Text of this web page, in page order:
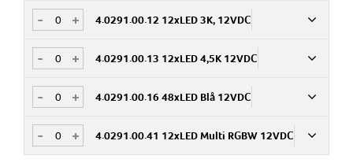
Art.nr
Eftermontage i befintliga nische
+
- 4.0291.00.12 12xLED 3K, 12VDC
Art.nr
Bassäng
+
- 4.0291.00.13 12xLED 4,5K 12VDC
Art.nr
Armaturtyp
+
- 4.0291.00.16 48xLED Blå 12VDC
Art.nr
775866
+
- 4.0291.00.41 12xLED Multi RGBW 12VDC